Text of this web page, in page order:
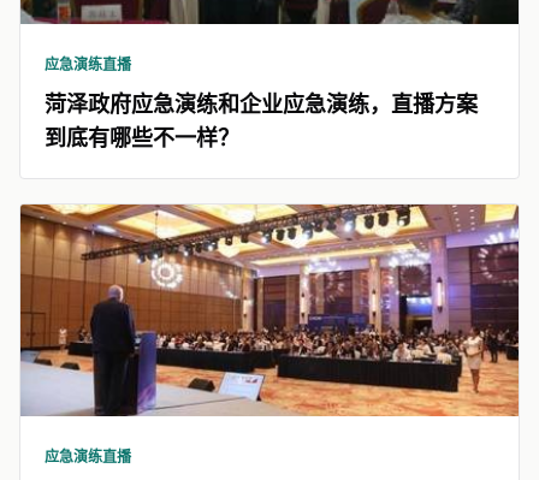
应急演练直播
菏泽政府应急演练和企业应急演练，直播方案
到底有哪些不一样？
应急演练直播